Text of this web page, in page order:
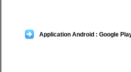
Application Android : Google